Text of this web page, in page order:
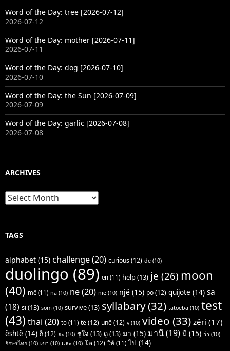
Word of the Day: tree [2026-07-12]
2026-07-12
Word of the Day: mother [2026-07-11]
2026-07-11
Word of the Day: dog [2026-07-10]
2026-07-10
Word of the Day: the Sun [2026-07-09]
2026-07-09
Word of the Day: garlic [2026-07-08]
2026-07-08
ARCHIVES
Archives
TAGS
alphabet (15) challenge(20) curious(12) de (10)
duolingo (89) en (11) help(13) je (26) moon
(40) më (11) na (10) ne(20) nie (10) një (15) po(12) quijote (14) sa
(18) si(13) som (10) survive(13) syllabary(32) tatoeba (10) test
(43) thai (20) to (11) të(12) unë(12) v(10) video (33) zëri (17)
është (14) ก็(12) จะ (10) ชูใจ (13) ดู(13) มา (15) มานี(19) มี (15) ว่า (10)
อักษรไทย (10) เขา (10) และ (10) โต (12) ให้ (11) ไป (14)